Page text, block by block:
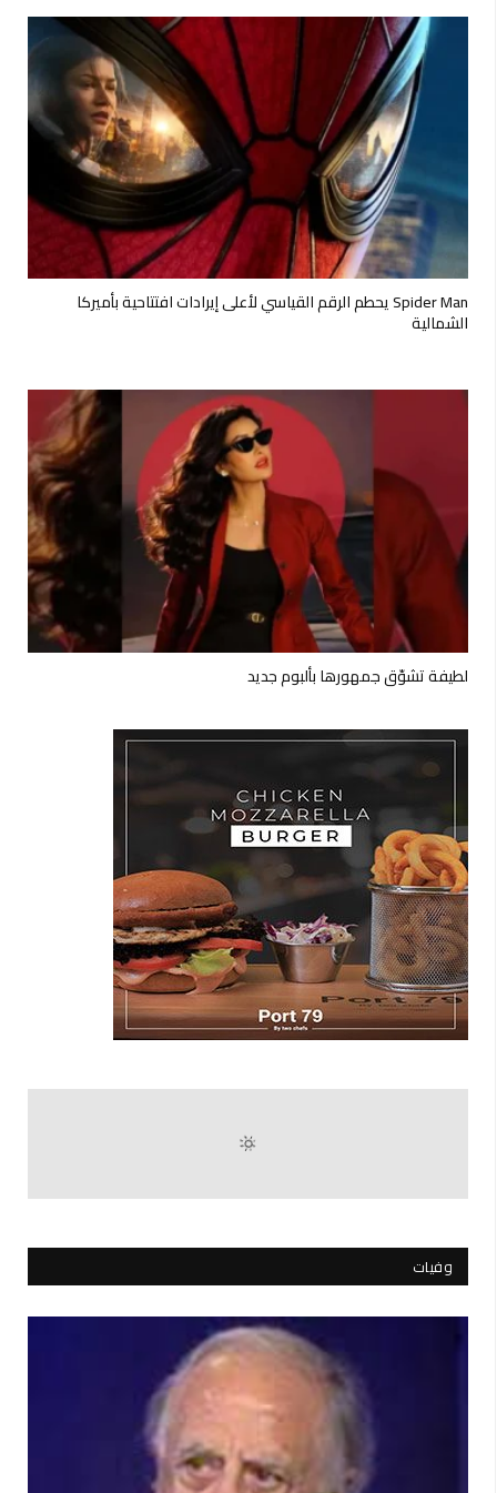
Spider Man يحطم الرقم القياسي لأعلى إيرادات افتتاحية بأميركا
الشمالية
لطيفة تشوّق جمهورها بألبوم جديد
وفيات